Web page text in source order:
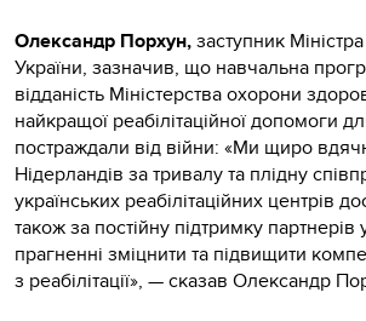
Олександр Порхун,заступник
України, зазначив, що навчальна
відданість Міністерства охорони
найкращої реабілітаційної допомоги
постраждали від війни: «Ми щиро
Нідерландів за тривалу та плідну
українських реабілітаційних центрів
також за постійну підтримку
прагненні зміцнити та підвищити
з реабілітації», — сказав Олександр